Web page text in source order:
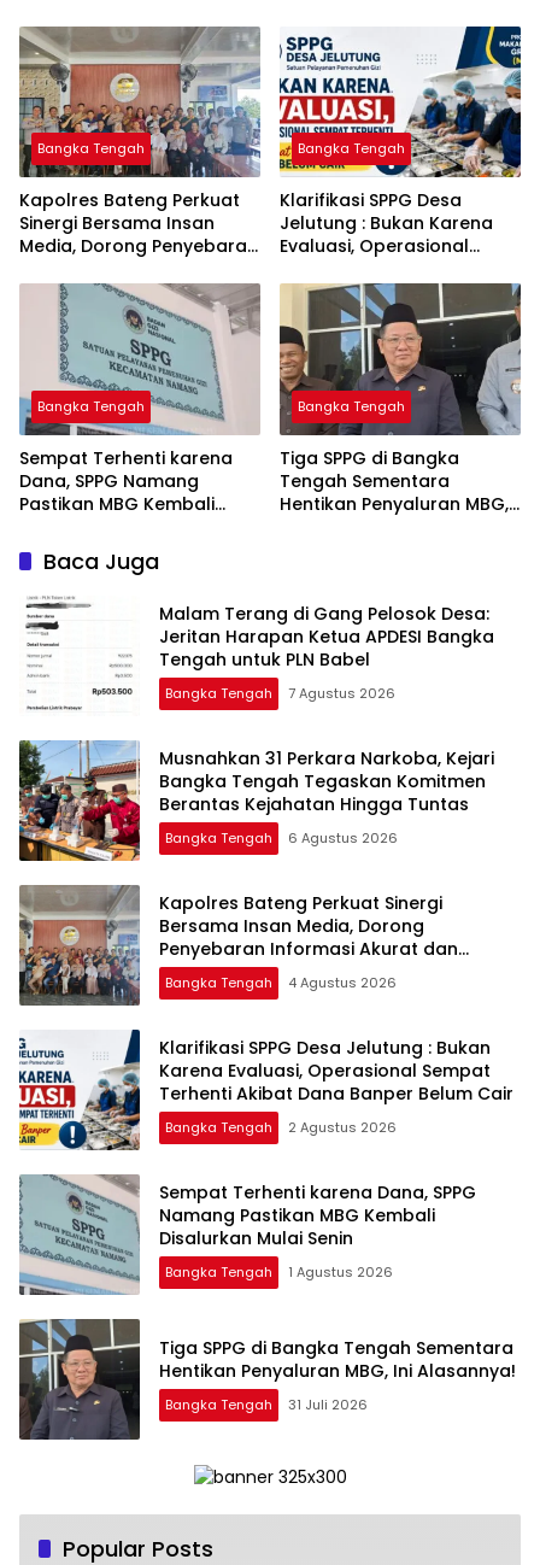
Babel
Kejahatan Hingga Tuntas
Bangka Tengah
‎Kapolres Bateng Perkuat
Sinergi Bersama Insan
Media, Dorong Penyebaran
Layanan Polri 110
Bangka Tengah
‎Klarifikasi SPPG Desa
Jelutung : Bukan Karena
Evaluasi, Operasional
Dana Banper Belum Cair
Bangka Tengah
‎Sempat Terhenti karena
Dana, SPPG Namang
Pastikan MBG Kembali
Bangka Tengah
‎Tiga SPPG di Bangka
Tengah Sementara
Hentikan Penyaluran MBG,
Baca Juga
Malam Terang di Gang Pelosok Desa:
Jeritan Harapan Ketua APDESI Bangka
Tengah untuk PLN Babel
Bangka Tengah 7 Agustus 2026
Musnahkan 31 Perkara Narkoba, Kejari
Bangka Tengah Tegaskan Komitmen
Berantas Kejahatan Hingga Tuntas
Bangka Tengah 6 Agustus 2026
‎Kapolres Bateng Perkuat Sinergi
Bersama Insan Media, Dorong
Penyebaran Informasi Akurat dan
Layanan Polri 110
Bangka Tengah 4 Agustus 2026
‎Klarifikasi SPPG Desa Jelutung : Bukan
Karena Evaluasi, Operasional Sempat
Terhenti Akibat Dana Banper Belum Cair
Bangka Tengah 2 Agustus 2026
‎Sempat Terhenti karena Dana, SPPG
Namang Pastikan MBG Kembali
Disalurkan Mulai Senin
Bangka Tengah 1 Agustus 2026
‎Tiga SPPG di Bangka Tengah Sementara
Bangka Tengah 31 Juli 2026
Popular Posts